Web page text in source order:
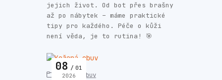
jejich život. Od bot přes brašny
až po nábytek – máme praktické
tipy pro každého. Péče o kůži
není věda, je to rutina! 🎯
08
01
2026
Kožená obuv